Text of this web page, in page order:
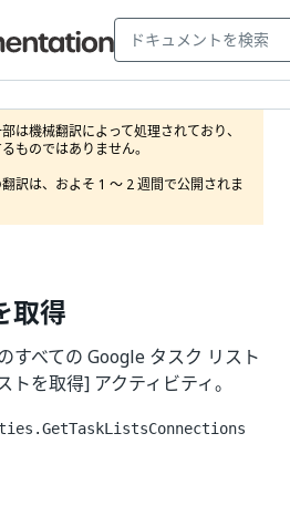
は機械翻訳によって処理されており、
ものではありません。
訳は、およそ 1 ～ 2 週間で公開されま
取得
すべての Google タスク リスト
を取得] アクティビティ。